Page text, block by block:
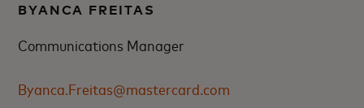
BYANCA FREITAS
Communications Manager
Byanca.Freitas@mastercard.com